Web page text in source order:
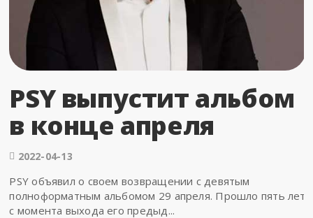
PSY выпустит альбом
в конце апреля
2022-04-13
PSY объявил о своем возвращении с девятым
полноформатным альбомом 29 апреля. Прошло пять лет
с момента выхода его предыд...